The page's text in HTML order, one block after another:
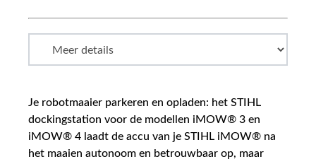
Je robotmaaier parkeren en opladen: het STIHL
dockingstation voor de modellen iMOW® 3 en
iMOW® 4 laadt de accu van je STIHL iMOW® na
het maaien autonoom en betrouwbaar op, maar